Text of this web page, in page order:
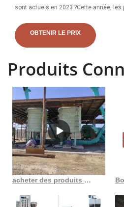
sont actuels en 2023 ?Cette année,
huile Machine automatique de moulin à
moyenne...
OBTENIR LE PRIX
Produits
acheter des produits de presse à huile automatique pas chers trouvés en Côte d’Ivoire